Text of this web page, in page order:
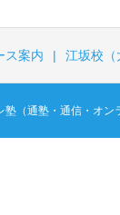
ス案内 江坂校（
（通塾・通信・オン